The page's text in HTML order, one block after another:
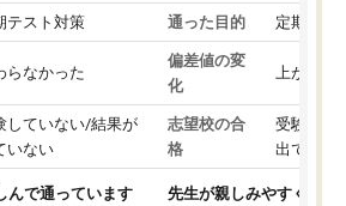
テスト対策
らなかった
していない/結果が
いない
んで通っています
通った目的 定期テス
偏差値の変
化
上がった
志望校の合
格
受験して
出ていな
先生が親しみやすく勉強